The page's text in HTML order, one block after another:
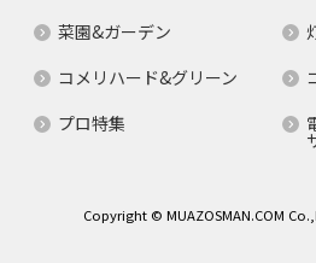
菜園&ガーデン
コメリハード&グリーン
プロ特集
Copyright © MUAZOSMAN.COM